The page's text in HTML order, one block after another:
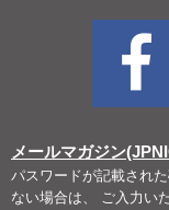
メールマガジン
パスワードが記載され
ない場合は、 ご入力い